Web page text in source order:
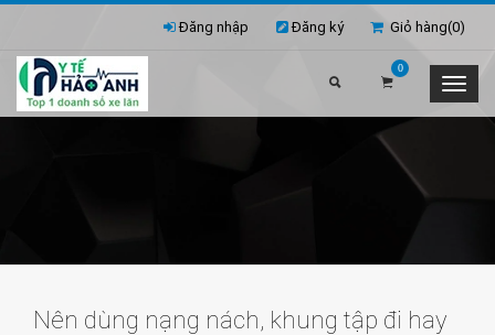
Giỏ hàng(0)
Đăng nhập Đăng ký
0
Nên dùng nạng nách, khung tập đi hay